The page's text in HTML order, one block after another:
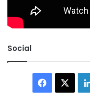
Social
Facebook